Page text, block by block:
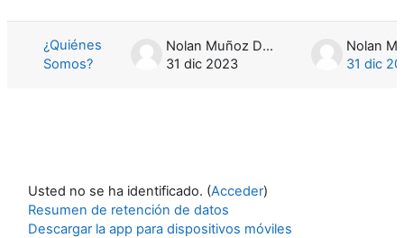
¿Quiénes
Somos?
Nolan Muñoz Durán
31 dic 2023
31 dic
Usted no se ha identificado. (Acceder)
Resumen de retención de datos
Descargar la app para dispositivos móviles